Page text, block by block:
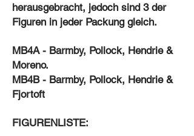
herausgebracht, jedoch sind 3 der
Figuren in jeder Packung gleich.
MB4A - Barmby, Pollock, Hendrie &
Moreno.
MB4B - Barmby, Pollock, Hendrie &
Fjortoft
FIGURENLISTE: